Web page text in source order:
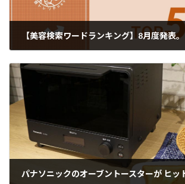
【美容検索ワードランキング】8月度発表。